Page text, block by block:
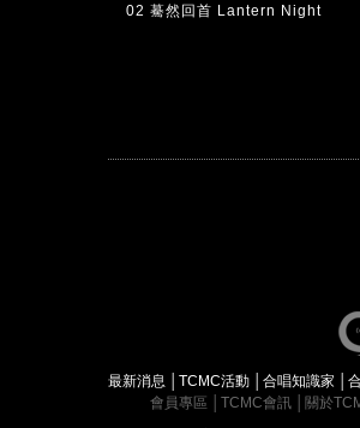
02 驀然回首 Lantern Night
最新消息 │TCMC活動 │合唱知識家 │
會員專區
TCMC會訊 關於